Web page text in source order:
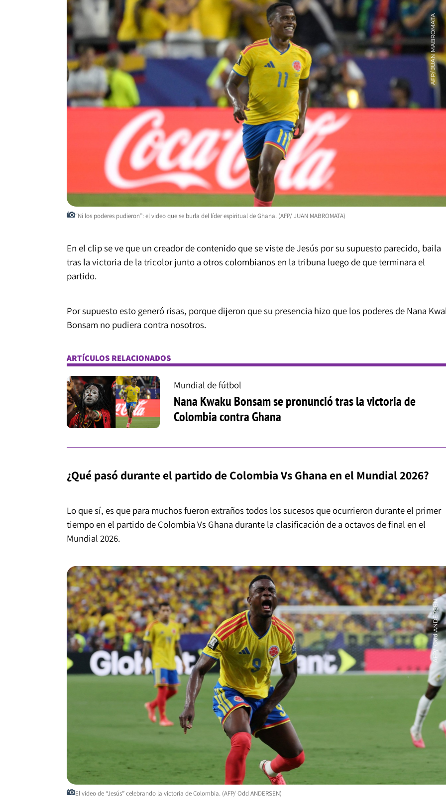
“Ni los poderes pudieron”: el video que se burla del líder espiritual de Ghana. (AFP/ JUAN MABROMATA)
En el clip se ve que un creador de contenido que se viste de Jesús por su supuesto parecido, baila
tras la victoria de la tricolor junto a otros colombianos en la tribuna luego de que terminara el
partido.
Por supuesto esto generó risas, porque dijeron que su presencia hizo que los poderes de Nana
Bonsam no pudiera contra nosotros.
ARTÍCULOS RELACIONADOS
Mundial de fútbol
Nana Kwaku Bonsam se pronunció tras la victoria de
Colombia contra Ghana
¿Qué pasó durante el partido de Colombia Vs Ghana en el Mundial 2026?
Lo que sí, es que para muchos fueron extraños todos los sucesos que ocurrieron durante el primer
tiempo en el partido de Colombia Vs Ghana durante la clasificación de a octavos de final en el
Mundial 2026.
El video de “Jesús” celebrando la victoria de Colombia. (AFP/ Odd ANDERSEN)